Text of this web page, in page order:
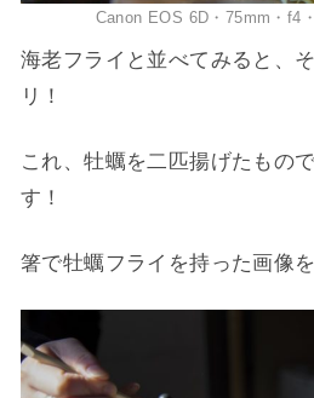
Canon EOS 6D・75mm・f4
海老フライと並べてみると、
リ！
これ、牡蠣を二匹揚げたもの
す！
箸で牡蠣フライを持った画像